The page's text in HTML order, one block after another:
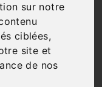
sur notre
ciblées,
site et
de nos
àThouars
en
de